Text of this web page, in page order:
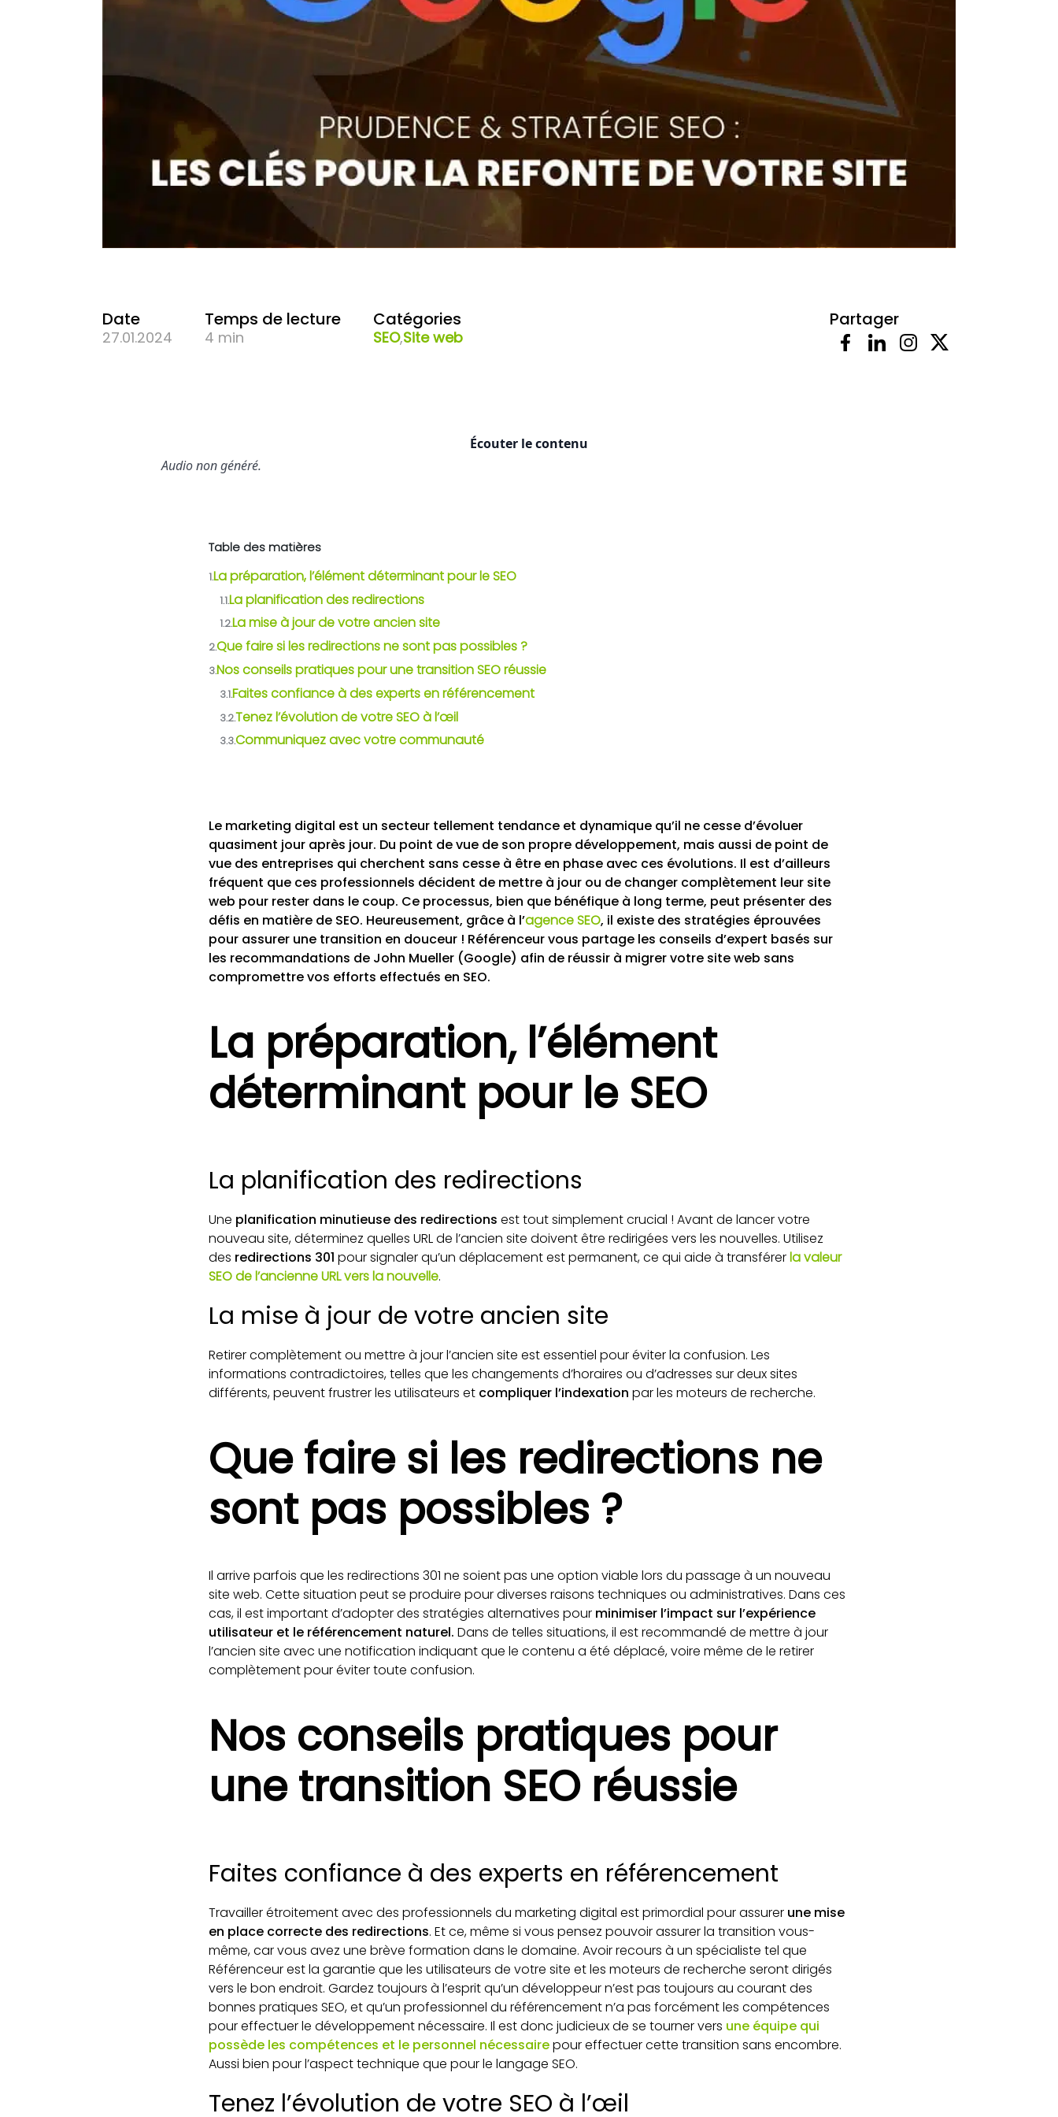
Date
27.01.2024
Temps de lecture
4 min
Catégories
SEO,Site web
Partager
Écouter le contenu
Audio non généré.
Table des matières
1.La préparation, l’élément déterminant pour le SEO
1.1.La planification des redirections
1.2.La mise à jour de votre ancien site
2.Que faire si les redirections ne sont pas possibles ?
3.Nos conseils pratiques pour une transition SEO réussie
3.1.Faites confiance à des experts en référencement
3.2.Tenez l’évolution de votre SEO à l’œil
3.3.Communiquez avec votre communauté
Le marketing digital est un secteur tellement tendance et dynamique qu’il ne cesse d’évoluer
quasiment jour après jour. Du point de vue de son propre développement, mais aussi de point de
vue des entreprises qui cherchent sans cesse à être en phase avec ces évolutions. Il est d’ailleurs
fréquent que ces professionnels décident de mettre à jour ou de changer complètement leur site
web pour rester dans le coup. Ce processus, bien que bénéfique à long terme, peut présenter des
défis en matière de SEO. Heureusement, grâce à l’agence SEO, il existe des stratégies éprouvées
pour assurer une transition en douceur ! Référenceur vous partage les conseils d’expert basés sur
les recommandations de John Mueller (Google) afin de réussir à migrer votre site web sans
compromettre vos efforts effectués en SEO.
La préparation, l’élément
déterminant pour le SEO
La planification des redirections
Une planification minutieuse des redirections est tout simplement crucial ! Avant de lancer votre
nouveau site, déterminez quelles URL de l’ancien site doivent être redirigées vers les nouvelles. Utilisez
des redirections 301 pour signaler qu’un déplacement est permanent, ce qui aide à transférerla valeur
SEO de l’ancienne URL vers la nouvelle.
La mise à jour de votre ancien site
Retirer complètement ou mettre à jour l’ancien site est essentiel pour éviter la confusion. Les
informations contradictoires, telles que les changements d’horaires ou d’adresses sur deux sites
différents, peuvent frustrer les utilisateurs et compliquer l’indexation par les moteurs de recherche.
Que faire si les redirections ne
sont pas possibles ?
Il arrive parfois que les redirections 301 ne soient pas une option viable lors du passage à un nouveau
site web. Cette situation peut se produire pour diverses raisons techniques ou administratives. Dans ces
cas, il est important d’adopter des stratégies alternatives pour minimiser l’impact sur l’expérience
utilisateur et le référencement naturel. Dans de telles situations, il est recommandé de mettre à jour
l’ancien site avec une notification indiquant que le contenu a été déplacé, voire même de le retirer
complètement pour éviter toute confusion.
Nos conseils pratiques pour
une transition SEO réussie
Faites confiance à des experts en référencement
Travailler étroitement avec des professionnels du marketing digital est primordial pour assurer une mise
en place correcte des redirections. Et ce, même si vous pensez pouvoir assurer la transition vous-
même, car vous avez une brève formation dans le domaine. Avoir recours à un spécialiste tel que
Référenceur est la garantie que les utilisateurs de votre site et les moteurs de recherche seront dirigés
vers le bon endroit. Gardez toujours à l’esprit qu’un développeur n’est pas toujours au courant des
bonnes pratiques SEO, et qu’un professionnel du référencement n’a pas forcément les compétences
pour effectuer le développement nécessaire. Il est donc judicieux de se tourner vers une équipe qui
possède les compétences et le personnel nécessairepour effectuer cette transition sans encombre.
Aussi bien pour l’aspect technique que pour le langage SEO.
Tenez l’évolution de votre SEO à l’œil